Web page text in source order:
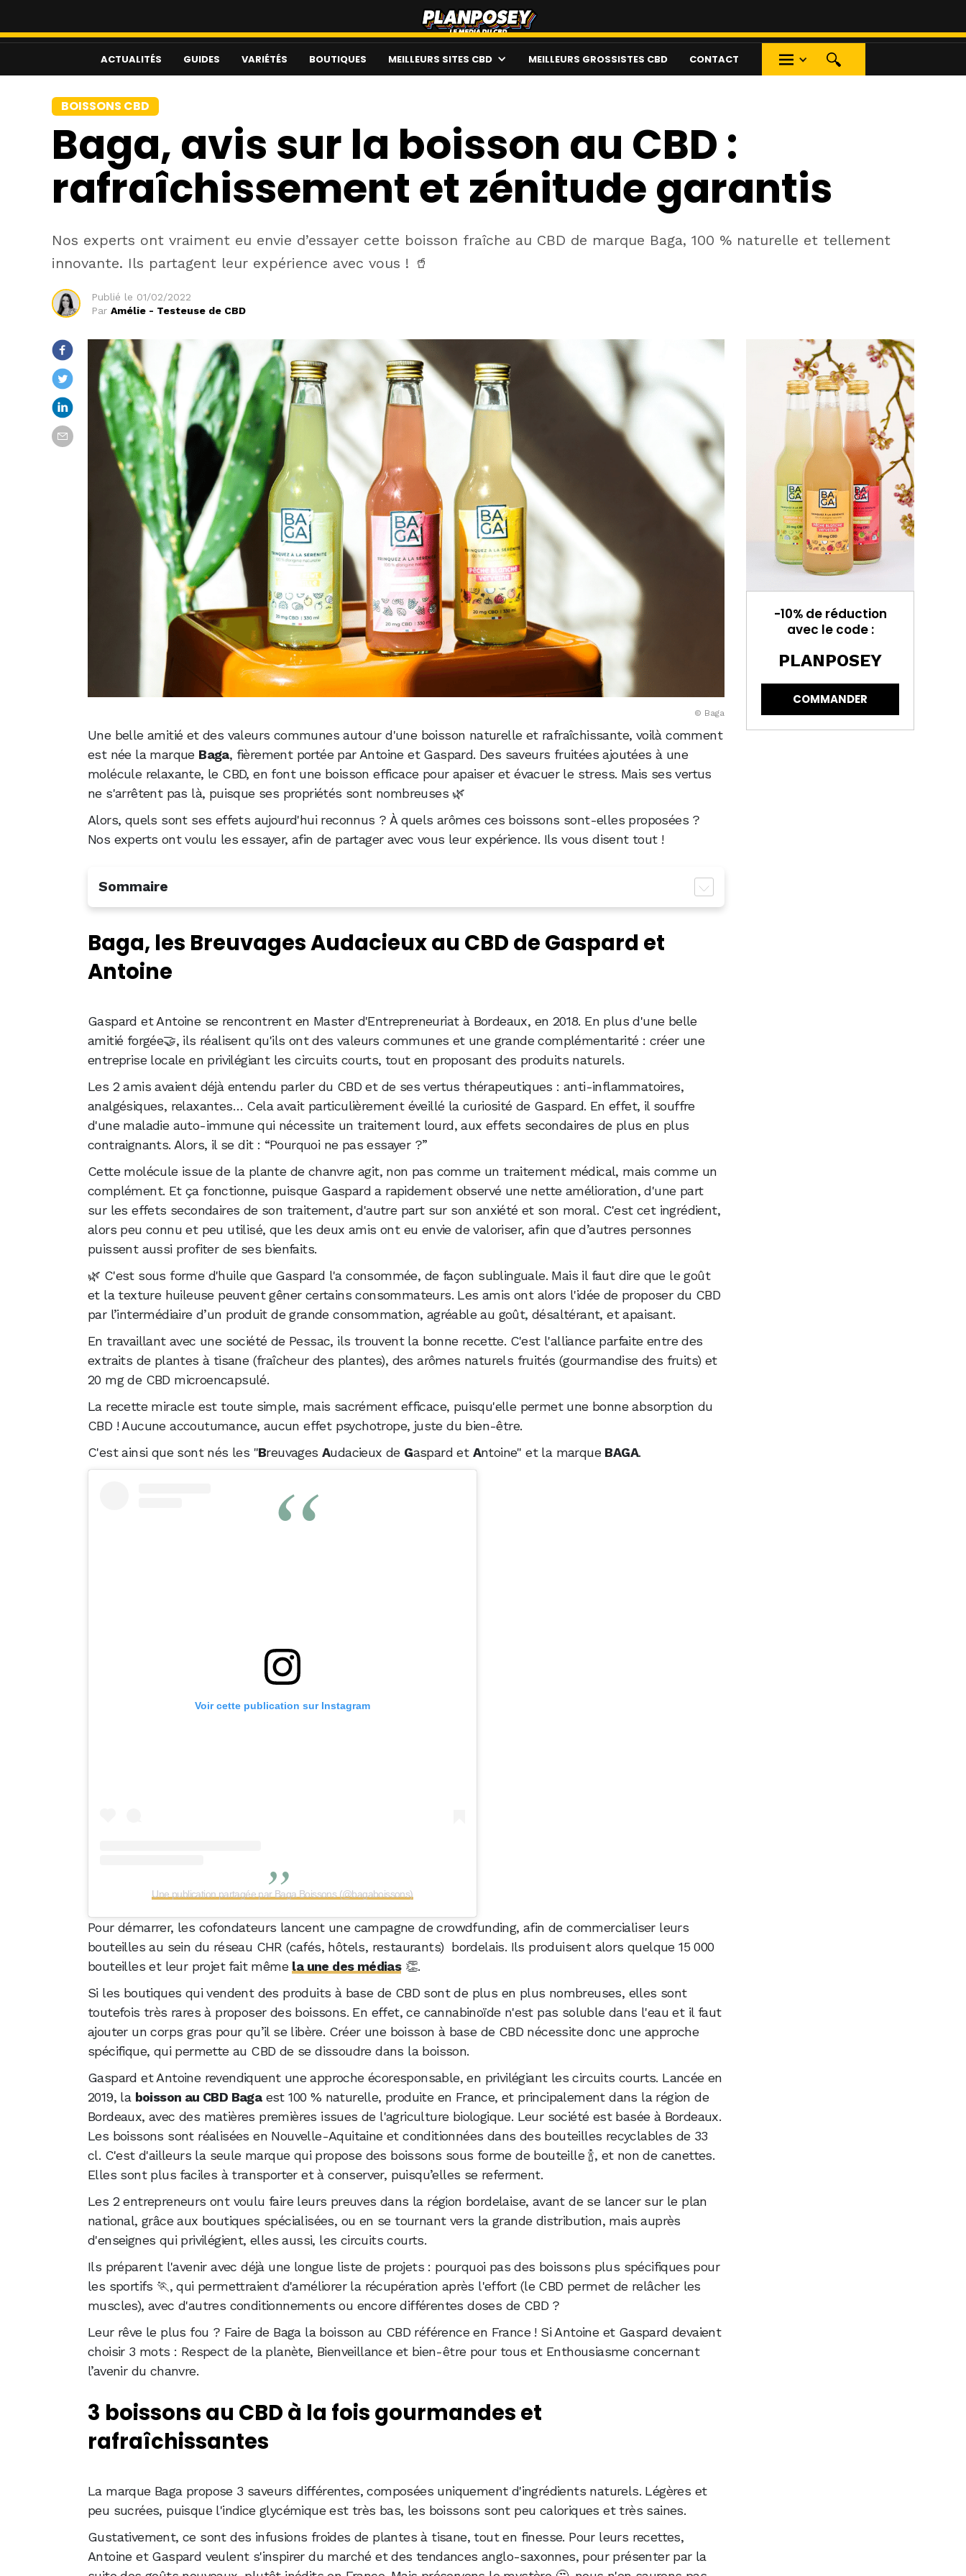
ACTUALITÉS GUIDES VARIÉTÉS BOUTIQUES MEILLEURS SITES CBD MEILLEURS GROSSISTES CBD CONTACT
BOISSONS CBD
Baga, avis sur la boisson au CBD :
rafraîchissement et zénitude garantis
Nos experts ont vraiment eu envie d’essayer cette boisson fraîche au CBD de marque Baga, 100 % naturelle et tellement
innovante. Ils partagent leur expérience avec vous ! 🥤
Publié le 01/02/2022
Par Amélie - Testeuse de CBD
© Baga
Une belle amitié et des valeurs communes autour d'une boisson naturelle et rafraîchissante, voilà comment
est née la marque Baga, fièrement portée par Antoine et Gaspard. Des saveurs fruitées ajoutées à une
molécule relaxante, le CBD, en font une boisson efficace pour apaiser et évacuer le stress. Mais ses vertus
ne s'arrêtent pas là, puisque ses propriétés sont nombreuses 🌿
Alors, quels sont ses effets aujourd'hui reconnus ? À quels arômes ces boissons sont-elles proposées ?
Nos experts ont voulu les essayer, afin de partager avec vous leur expérience. Ils vous disent tout !
Sommaire
3 boissons au CBD à la fois gourmandes et rafraîchissantes
Nos experts ont pu tester : On vous raconte notre expérience !
Baga, les Breuvages Audacieux au CBD de Gaspard et
Antoine
Gaspard et Antoine se rencontrent en Master d'Entrepreneuriat à Bordeaux, en 2018. En plus d'une belle
amitié forgée🤝, ils réalisent qu'ils ont des valeurs communes et une grande complémentarité : créer une
entreprise locale en privilégiant les circuits courts, tout en proposant des produits naturels.
Les 2 amis avaient déjà entendu parler du CBD et de ses vertus thérapeutiques : anti-inflammatoires,
analgésiques, relaxantes… Cela avait particulièrement éveillé la curiosité de Gaspard. En effet, il souffre
d'une maladie auto-immune qui nécessite un traitement lourd, aux effets secondaires de plus en plus
contraignants. Alors, il se dit : “Pourquoi ne pas essayer ?”
Cette molécule issue de la plante de chanvre agit, non pas comme un traitement médical, mais comme un
complément. Et ça fonctionne, puisque Gaspard a rapidement observé une nette amélioration, d'une part
sur les effets secondaires de son traitement, d'autre part sur son anxiété et son moral. C'est cet ingrédient,
alors peu connu et peu utilisé, que les deux amis ont eu envie de valoriser, afin que d’autres personnes
puissent aussi profiter de ses bienfaits.
🌿 C'est sous forme d'huile que Gaspard l'a consommée, de façon sublinguale. Mais il faut dire que le goût
et la texture huileuse peuvent gêner certains consommateurs. Les amis ont alors l'idée de proposer du CBD
par l’intermédiaire d’un produit de grande consommation, agréable au goût, désaltérant, et apaisant.
En travaillant avec une société de Pessac, ils trouvent la bonne recette. C'est l'alliance parfaite entre des
extraits de plantes à tisane (fraîcheur des plantes), des arômes naturels fruités (gourmandise des fruits) et
20 mg de CBD microencapsulé.
La recette miracle est toute simple, mais sacrément efficace, puisqu'elle permet une bonne absorption du
CBD ! Aucune accoutumance, aucun effet psychotrope, juste du bien-être.
C'est ainsi que sont nés les "BreuvagesAudacieux de Gaspard et Antoine" et la marque BAGA.
Voir cette publication sur Instagram
Une publication partagée par Baga Boissons (@bagaboissons)
Pour démarrer, les cofondateurs lancent une campagne de crowdfunding, afin de commercialiser leurs
bouteilles au sein du réseau CHR (cafés, hôtels, restaurants) bordelais. Ils produisent alors quelque 15 000
bouteilles et leur projet fait même la une des médias👏.
Si les boutiques qui vendent des produits à base de CBD sont de plus en plus nombreuses, elles sont
toutefois très rares à proposer des boissons. En effet, ce cannabinoïde n'est pas soluble dans l'eau et il faut
ajouter un corps gras pour qu’il se libère. Créer une boisson à base de CBD nécessite donc une approche
spécifique, qui permette au CBD de se dissoudre dans la boisson.
Gaspard et Antoine revendiquent une approche écoresponsable, en privilégiant les circuits courts. Lancée en
2019, la boisson au CBD Bagaest 100 % naturelle, produite en France, et principalement dans la région de
Bordeaux, avec des matières premières issues de l'agriculture biologique. Leur société est basée à Bordeaux.
Les boissons sont réalisées en Nouvelle-Aquitaine et conditionnées dans des bouteilles recyclables de 33
cl. C'est d'ailleurs la seule marque qui propose des boissons sous forme de bouteille 🍾, et non de canettes.
Elles sont plus faciles à transporter et à conserver, puisqu’elles se referment.
Les 2 entrepreneurs ont voulu faire leurs preuves dans la région bordelaise, avant de se lancer sur le plan
national, grâce aux boutiques spécialisées, ou en se tournant vers la grande distribution, mais auprès
d'enseignes qui privilégient, elles aussi, les circuits courts.
Ils préparent l'avenir avec déjà une longue liste de projets : pourquoi pas des boissons plus spécifiques pour
les sportifs 🏃, qui permettraient d'améliorer la récupération après l'effort (le CBD permet de relâcher les
muscles), avec d'autres conditionnements ou encore différentes doses de CBD ?
Leur rêve le plus fou ? Faire de Baga la boisson au CBD référence en France ! Si Antoine et Gaspard devaient
choisir 3 mots : Respect de la planète, Bienveillance et bien-être pour tous et Enthousiasme concernant
l’avenir du chanvre.
3 boissons au CBD à la fois gourmandes et
rafraîchissantes
La marque Baga propose 3 saveurs différentes, composées uniquement d'ingrédients naturels. Légères et
peu sucrées, puisque l'indice glycémique est très bas, les boissons sont peu caloriques et très saines.
Gustativement, ce sont des infusions froides de plantes à tisane, tout en finesse. Pour leurs recettes,
Antoine et Gaspard veulent s'inspirer du marché et des tendances anglo-saxonnes, pour présenter par la
-10% de réduction
avec le code :
PLANPOSEY
COMMANDER